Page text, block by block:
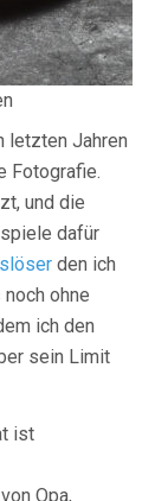
letzten Jahren
Fotografie.
und die
dafür
den ich
ohne
ich den
sein Limit
ist
Opa,